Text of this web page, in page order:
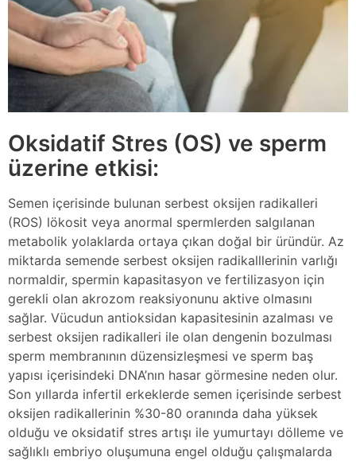
Oksidatif Stres (OS) ve sperm
üzerine etkisi:
Semen içerisinde bulunan serbest oksijen radikalleri
(ROS) lökosit veya anormal spermlerden salgılanan
metabolik yolaklarda ortaya çıkan doğal bir üründür. Az
miktarda semende serbest oksijen radikalllerinin varlığı
normaldir, spermin kapasitasyon ve fertilizasyon için
gerekli olan akrozom reaksiyonunu aktive olmasını
sağlar. Vücudun antioksidan kapasitesinin azalması ve
serbest oksijen radikalleri ile olan dengenin bozulması
sperm membranının düzensizleşmesi ve sperm baş
yapısı içerisindeki DNA’nın hasar görmesine neden olur.
Son yıllarda infertil erkeklerde semen içerisinde serbest
oksijen radikallerinin %30-80 oranında daha yüksek
olduğu ve oksidatif stres artışı ile yumurtayı dölleme ve
sağlıklı embriyo oluşumuna engel olduğu çalışmalarda